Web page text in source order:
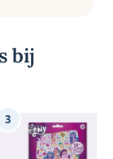
bij
3